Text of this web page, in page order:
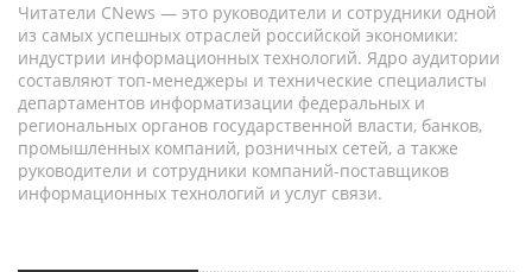
Читатели CNews — это руководители и сотрудники одной
из самых успешных отраслей российской экономики:
индустрии информационных технологий. Ядро аудитории
составляют топ-менеджеры и технические специалисты
департаментов информатизации федеральных и
региональных органов государственной власти, банков,
промышленных компаний, розничных сетей, а также
руководители и сотрудники компаний-поставщиков
информационных технологий и услуг связи.